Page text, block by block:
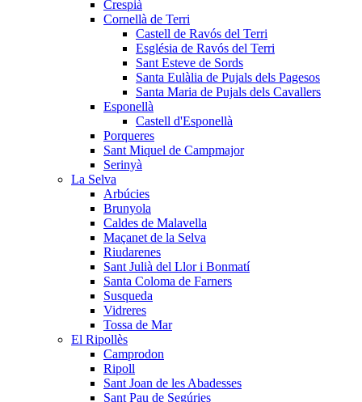
Crespià
Cornellà de Terri
Castell de Ravós del Terri
Església de Ravós del Terri
Sant Esteve de Sords
Santa Eulàlia de Pujals dels Pagesos
Santa Maria de Pujals dels Cavallers
Esponellà
Castell d'Esponellà
Porqueres
Sant Miquel de Campmajor
Serinyà
La Selva
Arbúcies
Brunyola
Caldes de Malavella
Maçanet de la Selva
Riudarenes
Sant Julià del Llor i Bonmatí
Santa Coloma de Farners
Susqueda
Vidreres
Tossa de Mar
El Ripollès
Camprodon
Ripoll
Sant Joan de les Abadesses
Sant Pau de Segúries